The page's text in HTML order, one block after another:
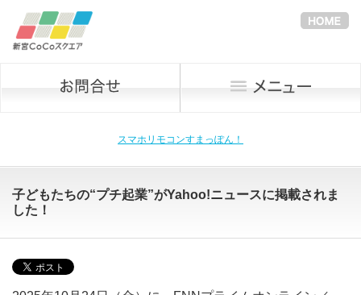
スマホリモコンすまっぽん！
子どもたちの“プチ起業”がYahoo!ニュースに掲載されま
した！